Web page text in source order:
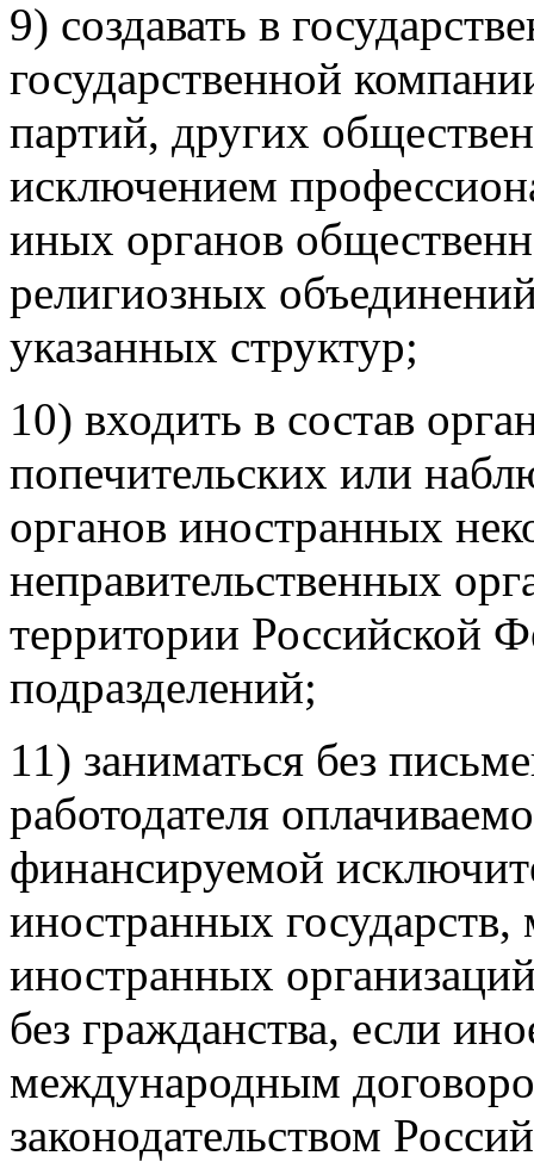
9) создавать в
государственной
партий, других
исключением
иных органов
религиозных
указанных структур;
10) входить в состав
попечительских или
органов иностранных
неправительственных
территории Российской
подразделений;
11) заниматься без
работодателя
финансируемой
иностранных
иностранных
без гражданства, если
международным
законодательством